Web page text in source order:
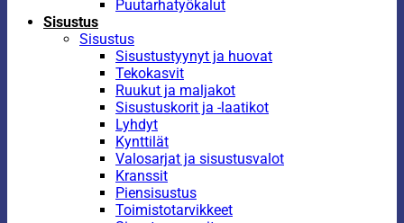
Puutarhatyökalut
Sisustus
Sisustus
Sisustustyynyt ja huovat
Tekokasvit
Ruukut ja maljakot
Sisustuskorit ja -laatikot
Lyhdyt
Kynttilät
Valosarjat ja sisustusvalot
Kranssit
Piensisustus
Toimistotarvikkeet